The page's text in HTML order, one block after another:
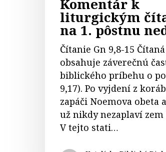
Komentár k
liturgickým
na 1. pôstnu
Čítanie Gn 9,8-15
obsahuje záverečnú
biblického príbehu o
9,17). Po vyjdení z
zapáči Noemova obeta
už nikdy nezaplaví zem
V tejto stati…